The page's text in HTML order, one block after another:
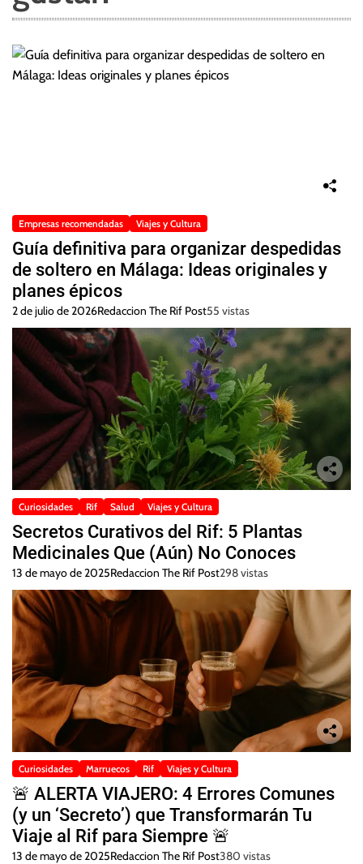
Empresas recomendadas Viajes y Cultura
Guía definitiva para organizar despedidas
de soltero en Málaga: Ideas originales y
planes épicos
2 de julio de 2026Redaccion The Rif Post55 vistas
Curiosidades Rif Salud Viajes y Cultura
Secretos Curativos del Rif: 5 Plantas
Medicinales Que (Aún) No Conoces
13 de mayo de 2025Redaccion The Rif Post298 vistas
Curiosidades Marruecos Rif Viajes y Cultura
🚨 ALERTA VIAJERO: 4 Errores Comunes
(y un ‘Secreto’) que Transformarán Tu
Viaje al Rif para Siempre 🚨
13 de mayo de 2025Redaccion The Rif Post380 vistas